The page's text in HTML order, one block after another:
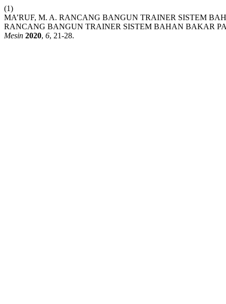
(1)
MA’RUF, M. A. RANCANG BANGUN TRAINER SISTEM
RANCANG BANGUN TRAINER SISTEM BAHAN BAKAR
Mesin 2020, 6, 21-28.